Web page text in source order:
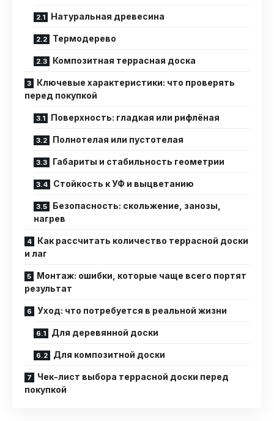
Натуральная древесина
Термодерево
Композитная террасная доска
Ключевые характеристики: что проверять
перед покупкой
Поверхность: гладкая или рифлёная
Полнотелая или пустотелая
Габариты и стабильность геометрии
Стойкость к УФ и выцветанию
Безопасность: скольжение, занозы,
нагрев
Как рассчитать количество террасной доски
и лаг
Монтаж: ошибки, которые чаще всего портят
результат
Уход: что потребуется в реальной жизни
Для деревянной доски
Для композитной доски
Чек-лист выбора террасной доски перед
покупкой